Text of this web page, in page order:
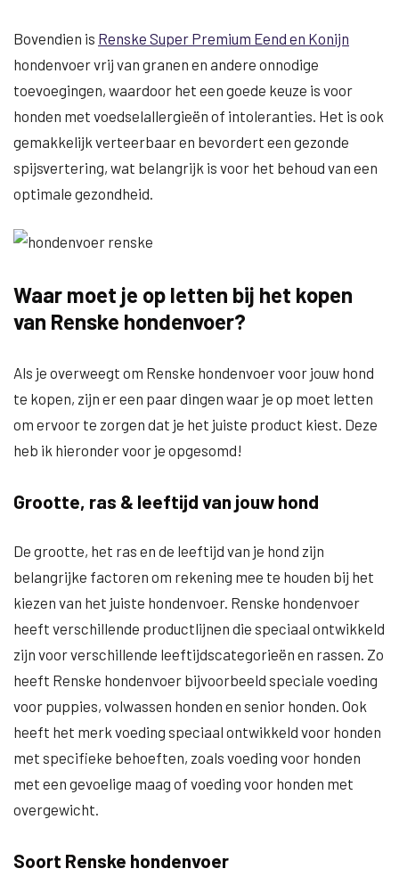
Bovendien is Renske Super Premium Eend en Konijn
hondenvoer vrij van granen en andere onnodige
toevoegingen, waardoor het een goede keuze is voor
honden met voedselallergieën of intoleranties. Het is ook
gemakkelijk verteerbaar en bevordert een gezonde
spijsvertering, wat belangrijk is voor het behoud van een
optimale gezondheid.
Waar moet je op letten bij het kopen
van Renske hondenvoer?
Als je overweegt om Renske hondenvoer voor jouw hond
te kopen, zijn er een paar dingen waar je op moet letten
om ervoor te zorgen dat je het juiste product kiest. Deze
heb ik hieronder voor je opgesomd!
Grootte, ras & leeftijd van jouw hond
De grootte, het ras en de leeftijd van je hond zijn
belangrijke factoren om rekening mee te houden bij het
kiezen van het juiste hondenvoer. Renske hondenvoer
heeft verschillende productlijnen die speciaal ontwikkeld
zijn voor verschillende leeftijdscategorieën en rassen. Zo
heeft Renske hondenvoer bijvoorbeeld speciale voeding
voor puppies, volwassen honden en senior honden. Ook
heeft het merk voeding speciaal ontwikkeld voor honden
met specifieke behoeften, zoals voeding voor honden
met een gevoelige maag of voeding voor honden met
overgewicht.
Soort Renske hondenvoer